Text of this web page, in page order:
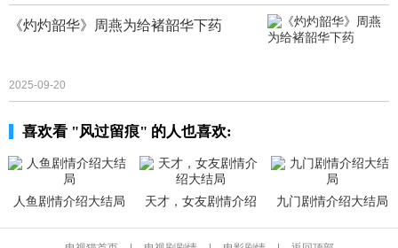
《灼灼韶华》周燕为给褚韶华下药
2025-09-20
喜欢看 "风过留痕" 的人也喜欢:
人鱼剧情介绍大结局
天才，女友剧情介绍
大结局
九门剧情介绍大结局